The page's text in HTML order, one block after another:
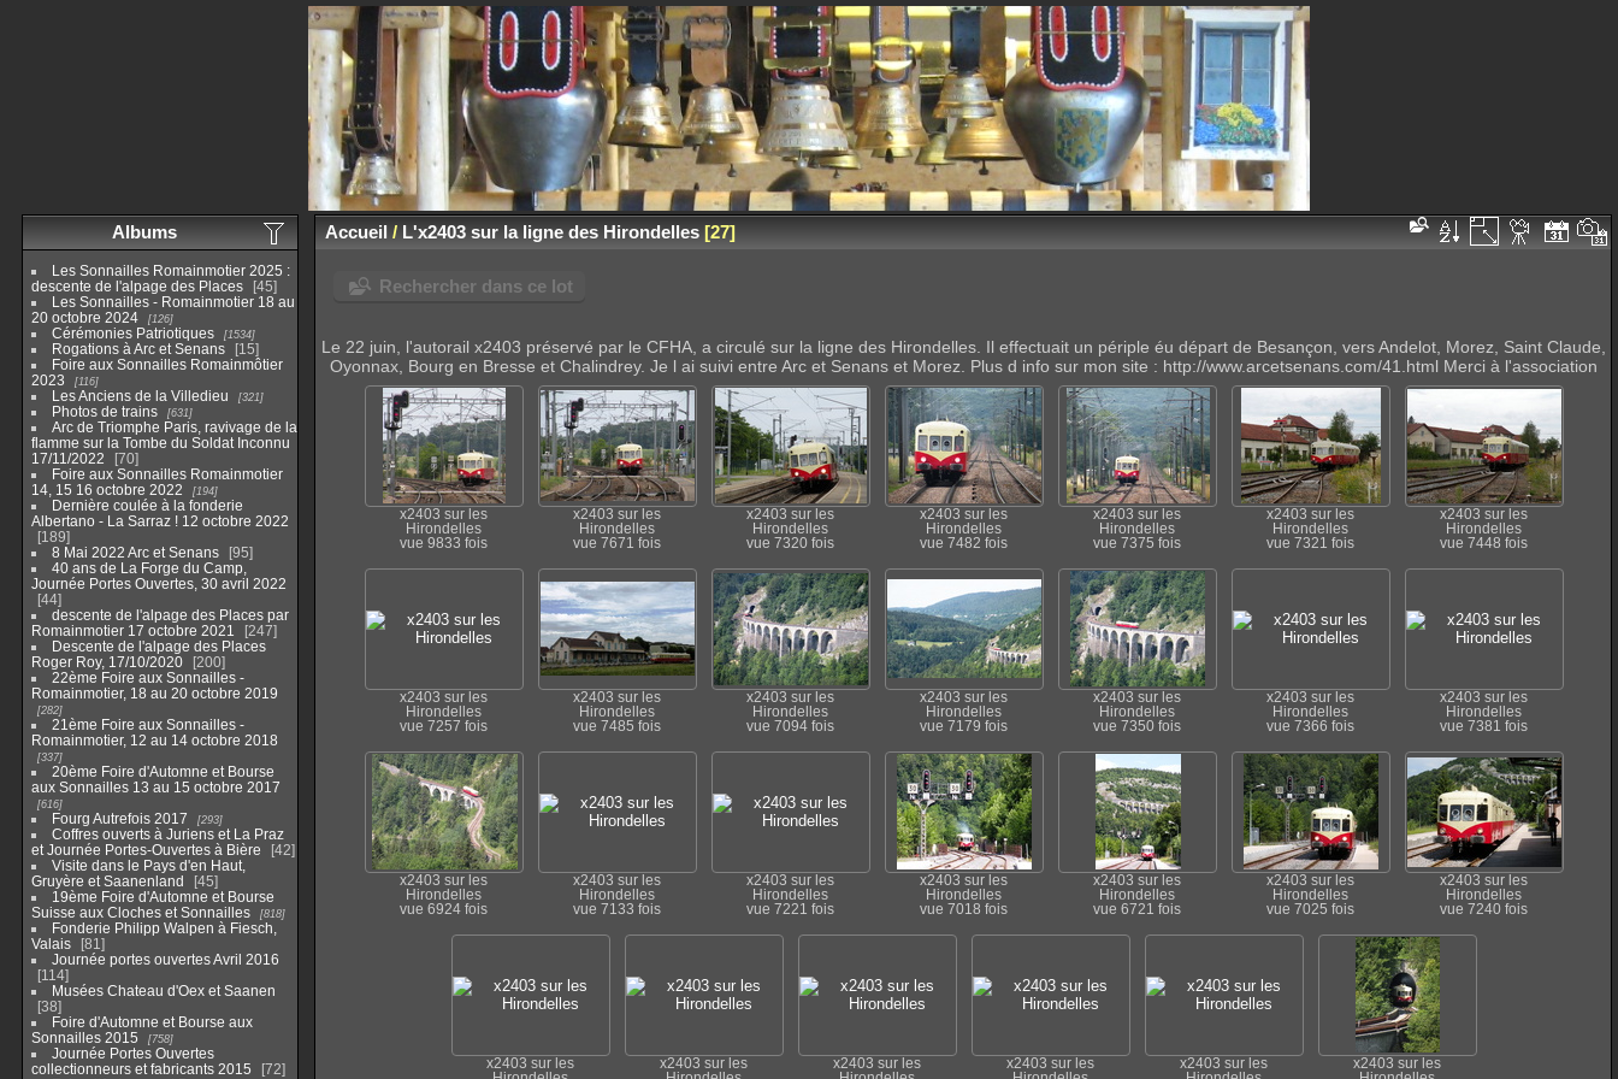
Albums
Les Sonnailles Romainmotier 2025 :
descente de l'alpage des Places
45
Les Sonnailles - Romainmotier 18 au
20 octobre 2024
126
Cérémonies Patriotiques 1534
Rogations à Arc et Senans
15
Foire aux Sonnailles Romainmôtier
2023
116
Les Anciens de la Villedieu 321
Photos de trains 631
Arc de Triomphe Paris, ravivage de la
flamme sur la Tombe du Soldat Inconnu
17/11/2022
70
Foire aux Sonnailles Romainmotier
14, 15 16 octobre 2022
194
Dernière coulée à la fonderie
Albertano - La Sarraz ! 12 octobre 2022
189
8 Mai 2022 Arc et Senans
95
40 ans de La Forge du Camp,
Journée Portes Ouvertes, 30 avril 2022
44
descente de l'alpage des Places par
Romainmotier 17 octobre 2021
247
Descente de l'alpage des Places
Roger Roy, 17/10/2020
200
22ème Foire aux Sonnailles -
Romainmotier, 18 au 20 octobre 2019
282
21ème Foire aux Sonnailles -
Romainmotier, 12 au 14 octobre 2018
337
20ème Foire d'Automne et Bourse
aux Sonnailles 13 au 15 octobre 2017
616
Fourg Autrefois 2017 293
Coffres ouverts à Juriens et La Praz
et Journée Portes-Ouvertes à Bière
42
Visite dans le Pays d'en Haut,
Gruyère et Saanenland
45
19ème Foire d'Automne et Bourse
Suisse aux Cloches et Sonnailles
818
Fonderie Philipp Walpen à Fiesch,
Valais
81
Journée portes ouvertes Avril 2016
114
Musées Chateau d'Oex et Saanen
38
Foire d'Automne et Bourse aux
Sonnailles 2015
758
Journée Portes Ouvertes
collectionneurs et fabricants 2015
72
Accueil/ L'x2403 sur la ligne des Hirondelles 27
Rechercher dans ce lot
Le 22 juin, l'autorail x2403 préservé par le CFHA, a circulé sur la ligne des Hirondelles. Il effectuait un périple éu départ de Besançon, vers Andelot, Morez, Saint Claude,
Oyonnax, Bourg en Bresse et Chalindrey. Je l ai suivi entre Arc et Senans et Morez. Plus d info sur mon site : http://www.arcetsenans.com/41.html Merci à l'association
x2403 sur les
Hirondelles
vue 9833 fois
x2403 sur les
Hirondelles
vue 7671 fois
x2403 sur les
Hirondelles
vue 7320 fois
x2403 sur les
Hirondelles
vue 7482 fois
x2403 sur les
Hirondelles
vue 7375 fois
x2403 sur les
Hirondelles
vue 7321 fois
x2403 sur les
Hirondelles
vue 7448 fois
x2403 sur les
Hirondelles
vue 7257 fois
x2403 sur les
Hirondelles
vue 7485 fois
x2403 sur les
Hirondelles
vue 7094 fois
x2403 sur les
Hirondelles
vue 7179 fois
x2403 sur les
Hirondelles
vue 7350 fois
x2403 sur les
Hirondelles
vue 7366 fois
x2403 sur les
Hirondelles
vue 7381 fois
x2403 sur les
Hirondelles
vue 6924 fois
x2403 sur les
Hirondelles
vue 7133 fois
x2403 sur les
Hirondelles
vue 7221 fois
x2403 sur les
Hirondelles
vue 7018 fois
x2403 sur les
Hirondelles
vue 6721 fois
x2403 sur les
Hirondelles
vue 7025 fois
x2403 sur les
Hirondelles
vue 7240 fois
x2403 sur les
x2403 sur les
x2403 sur les
x2403 sur les
x2403 sur les
x2403 sur les